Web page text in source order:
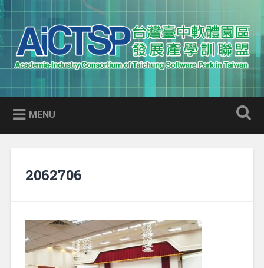
Skip
to
content
Search
AICTSP 台灣臺中軟體園區發展
產學訓聯盟
Academia-Industry Consortium of Taichung Software Park
in Taiwan
MENU
2062706